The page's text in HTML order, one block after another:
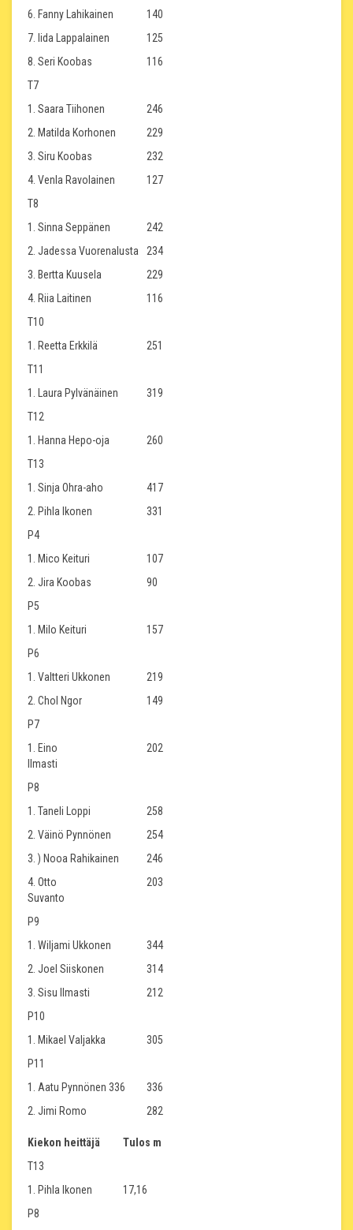
6. Fanny Lahikainen
140
7. Iida Lappalainen
125
8. Seri Koobas
116
T7
1. Saara Tiihonen
246
2. Matilda Korhonen
229
3. Siru Koobas
232
4. Venla Ravolainen
127
T8
1. Sinna Seppänen
242
2. Jadessa Vuorenalusta
234
3. Bertta Kuusela
229
4. Riia Laitinen
116
T10
1. Reetta Erkkilä
251
T11
1. Laura Pylvänäinen
319
T12
1. Hanna Hepo-oja
260
T13
1. Sinja Ohra-aho
417
2. Pihla Ikonen
331
P4
1. Mico Keituri
107
2. Jira Koobas
90
P5
1. Milo Keituri
157
P6
1. Valtteri Ukkonen
219
2. Chol Ngor
149
P7
1. Eino
Ilmasti
202
P8
1. Taneli Loppi
258
2. Väinö Pynnönen
254
3. ) Nooa Rahikainen
246
4. Otto
Suvanto
203
P9
1. Wiljami Ukkonen
344
2. Joel Siiskonen
314
3. Sisu Ilmasti
212
P10
1. Mikael Valjakka
305
P11
1. Aatu Pynnönen 336
336
2. Jimi Romo
282
Kiekon heittäjä
Tulos m
T13
1. Pihla Ikonen
17,16
P8